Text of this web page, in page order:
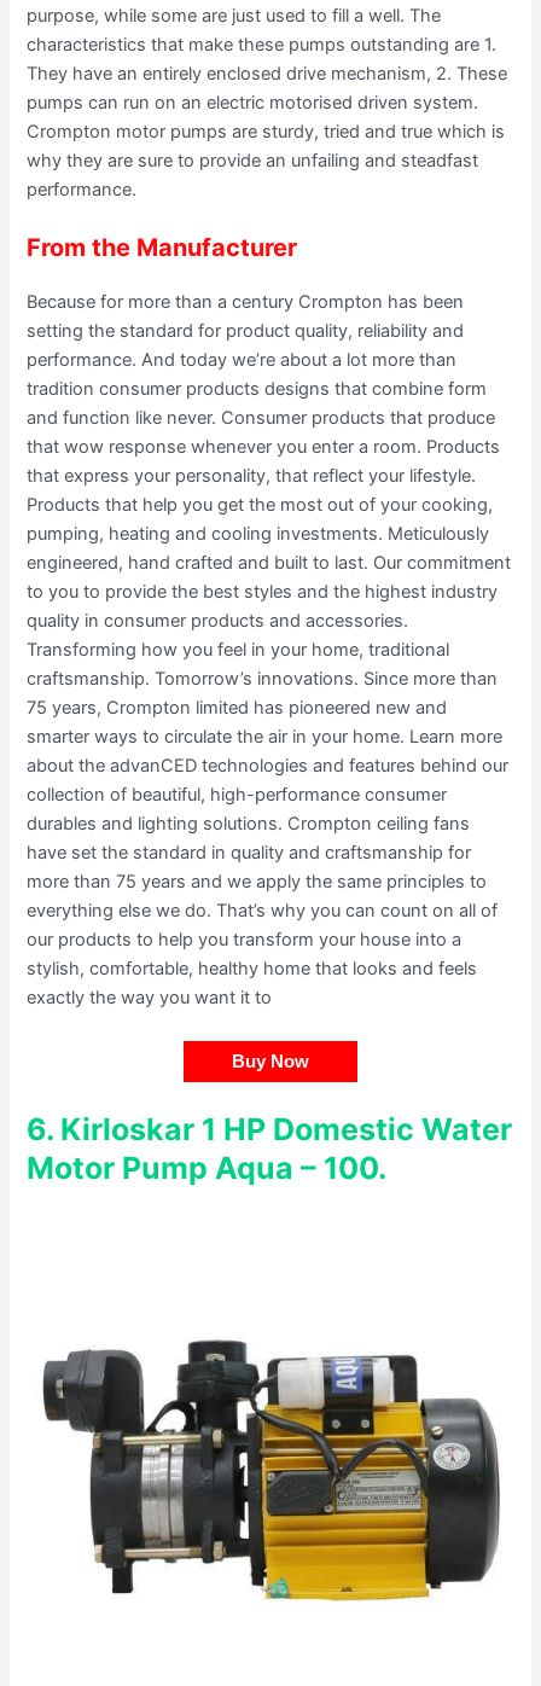
purpose, while some are just used to fill a well. The
characteristics that make these pumps outstanding are 1.
They have an entirely enclosed drive mechanism, 2. These
pumps can run on an electric motorised driven system.
Crompton motor pumps are sturdy, tried and true which is
why they are sure to provide an unfailing and steadfast
performance.
From the Manufacturer
Because for more than a century Crompton has been
setting the standard for product quality, reliability and
performance. And today we’re about a lot more than
tradition consumer products designs that combine form
and function like never. Consumer products that produce
that wow response whenever you enter a room. Products
that express your personality, that reflect your lifestyle.
Products that help you get the most out of your cooking,
pumping, heating and cooling investments. Meticulously
engineered, hand crafted and built to last. Our commitment
to you to provide the best styles and the highest industry
quality in consumer products and accessories.
Transforming how you feel in your home, traditional
craftsmanship. Tomorrow’s innovations. Since more than
75 years, Crompton limited has pioneered new and
smarter ways to circulate the air in your home. Learn more
about the advanCED technologies and features behind our
collection of beautiful, high-performance consumer
durables and lighting solutions. Crompton ceiling fans
have set the standard in quality and craftsmanship for
more than 75 years and we apply the same principles to
everything else we do. That’s why you can count on all of
our products to help you transform your house into a
stylish, comfortable, healthy home that looks and feels
exactly the way you want it to
Buy Now
6. Kirloskar 1 HP Domestic Water
Motor Pump Aqua – 100.